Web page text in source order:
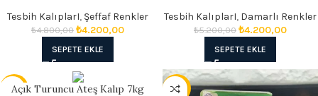
Tesbih KalıplarI, Şeffaf Renkler
₺4.800,00 ₺4.200,00
SEPETE EKLE
Tesbih KalıplarI, Damarlı Renkler
₺5.200,00 ₺4.200,00
SEPETE EKLE
- 15%
Açık Turuncu Ateş Kalıp 7kg - 13%